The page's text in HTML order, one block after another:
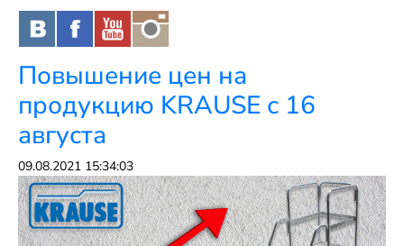
Повышение цен на
продукцию KRAUSE с 16
августа
09.08.2021 15:34:03